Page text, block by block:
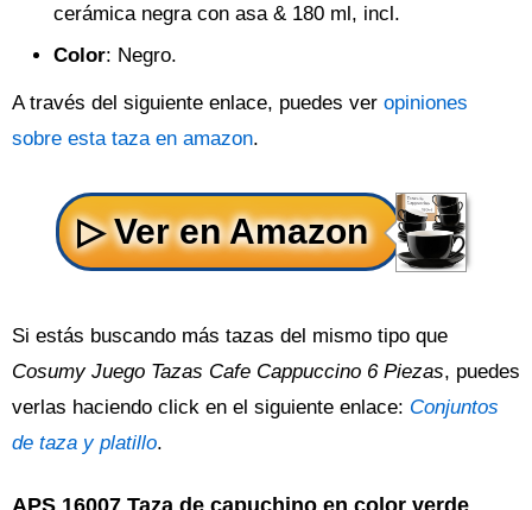
cerámica negra con asa & 180 ml, incl.
Color: Negro.
A través del siguiente enlace, puedes ver opiniones
sobre esta taza en amazon.
Si estás buscando más tazas del mismo tipo que
Cosumy Juego Tazas Cafe Cappuccino 6 Piezas, puedes
verlas haciendo click en el siguiente enlace: Conjuntos
de taza y platillo.
APS 16007 Taza de capuchino en color verde